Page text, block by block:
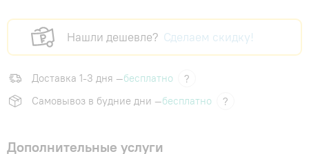
Нашли дешевле? Сделаем скидку!
Доставка 1-3 дня —бесплатно
?
Самовывоз в будние дни —бесплатно ?
Дополнительные услуги